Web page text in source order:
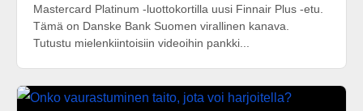
Mastercard Platinum -luottokortilla uusi Finnair Plus -etu.
Tämä on Danske Bank Suomen virallinen kanava.
Tutustu mielenkiintoisiin videoihin pankki...